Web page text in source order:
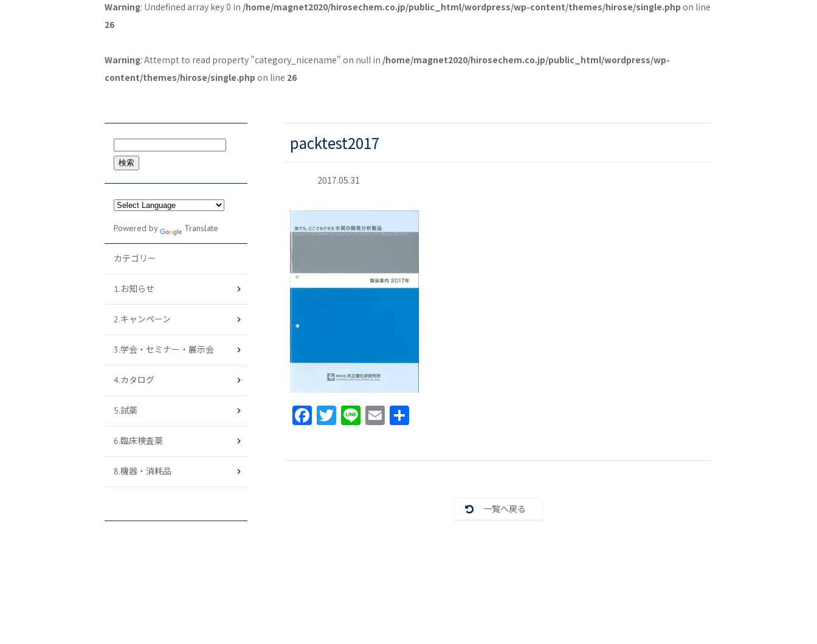
Warning: Undefined array key 0 in /home/magnet2020/hirosechem.co.jp/public_html/wordpress/wp-content/themes/hirose/single.php on line
26
Warning: Attempt to read property "category_nicename" on null in /home/magnet2020/hirosechem.co.jp/public_html/wordpress/wp-
content/themes/hirose/single.php on line 26
packtest2017
2017.05.31
F
c
T
itt
Li
e
E
ai
一覧へ戻る
索:
Powered by Translate
カテゴリー
1.お知らせ
2.キャンペーン
3.学会・セミナー・展示会
4.カタログ
5.試薬
6.臨床検査薬
8.機器・消耗品